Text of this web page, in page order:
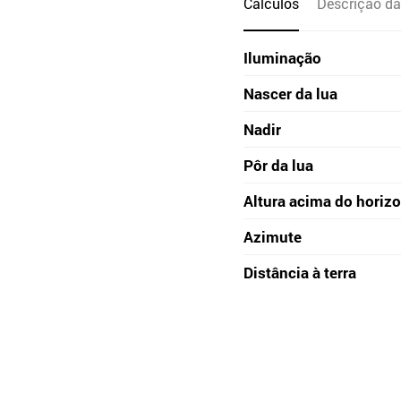
Iluminação
Nascer da lua
Nadir
Pôr da lua
Altura acima do
Azimute
Distância à terra